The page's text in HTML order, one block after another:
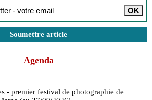
Soumettre article
Agenda
- premier festival de photographie de